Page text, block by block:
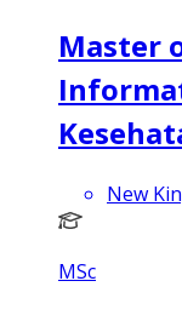
Master
New
MSc